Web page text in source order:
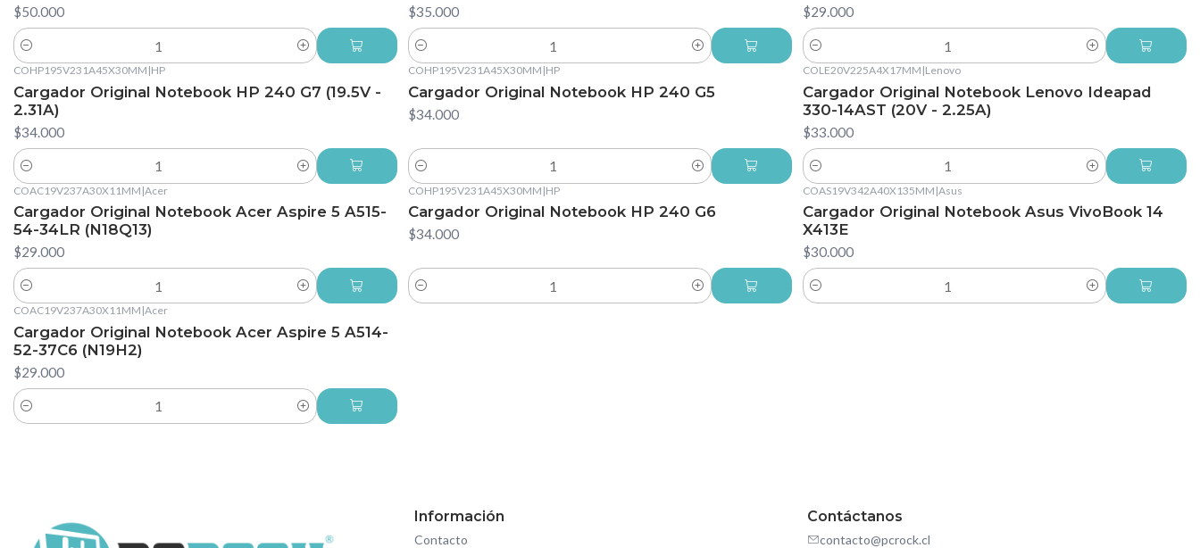
$50.000
Cantidad
$35.000
Cantidad
$29.000
Cantidad
COHP195V231A45X30MM |HP
Cargador Original Notebook HP 240 G7 (19.5V -
2.31A)
$34.000
Cantidad
COHP195V231A45X30MM |HP
Cargador Original Notebook HP 240 G5
$34.000
Cantidad
COLE20V225A4X17MM |Lenovo
Cargador Original Notebook Lenovo Ideapad
330-14AST (20V - 2.25A)
$33.000
Cantidad
COAC19V237A30X11MM |Acer
Cargador Original Notebook Acer Aspire 5 A515-
54-34LR (N18Q13)
$29.000
Cantidad
COHP195V231A45X30MM |HP
Cargador Original Notebook HP 240 G6
$34.000
Cantidad
COAS19V342A40X135MM |Asus
Cargador Original Notebook Asus VivoBook 14
X413E
$30.000
Cantidad
COAC19V237A30X11MM |Acer
Cargador Original Notebook Acer Aspire 5 A514-
52-37C6 (N19H2)
$29.000
Cantidad
Información
Contacto
Contáctanos
contacto@pcrock.cl